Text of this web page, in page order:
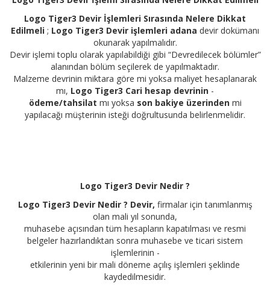
Logo Tiger3 Devir İşlemleri Sırasında Nelere Dikkat
Edilmeli ; Logo Tiger3 Devir işlemleri adana devir dokümanı
okunarak yapılmalıdır.
Devir işlemi toplu olarak yapılabildiği gibi “Devredilecek bölümler”
alanından bölüm seçilerek de yapılmaktadır.
Malzeme devrinin miktara göre mi yoksa maliyet hesaplanarak
mı, Logo Tiger3 Cari hesap devrinin -
ödeme/tahsilat mı yoksa son bakiye üzerindenmi
yapılacağı müşterinin isteği doğrultusunda belirlenmelidir.
Logo Tiger3 Devir Nedir ?
Logo Tiger3 Devir Nedir ? Devir, firmalar için tanımlanmış
olan mali yıl sonunda,
muhasebe açısından tüm hesapların kapatılması ve resmi
belgeler hazırlandıktan sonra muhasebe ve ticari sistem
işlemlerinin -
etkilerinin yeni bir mali döneme açılış işlemleri şeklinde
kaydedilmesidir.